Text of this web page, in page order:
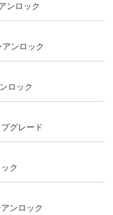
ンロック
ンロック
ロック
グレード
ク
ンロック